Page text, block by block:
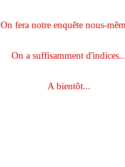
On fera notre enquête nous-
On a suffisamment
A bientôt...